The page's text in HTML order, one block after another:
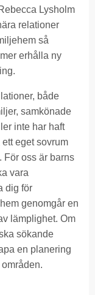
Lysholm
relationer
så
erhålla ny
både
samkönade
inte har haft
eget sovrum
För oss är barns
vara
dig för
genomgår en
lämplighet. Om
sökande
en planering